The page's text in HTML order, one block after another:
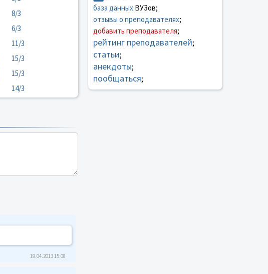
8/3
6/3
11/3
15/3
15/3
14/3
19.04.2013 15:08
база данныхВУЗов;
отзывы о преподавателях;
добавить преподавателя;
рейтинг преподавателей;
статьи;
анекдоты;
пообщаться;